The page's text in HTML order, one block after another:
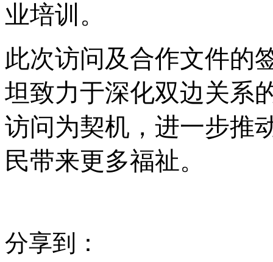
业培训。
此次访问及合作文件的
坦致力于深化双边关系
访问为契机，进一步推
民带来更多福祉。
分享到：